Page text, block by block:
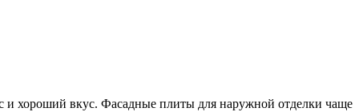
и хороший вкус. Фасадные плиты для наружной отделки чаще